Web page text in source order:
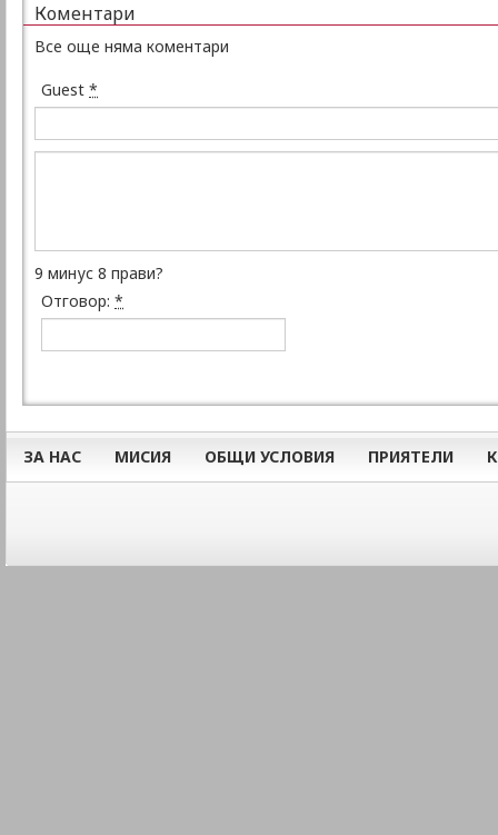
Коментари
Все още няма коментари
Guest *
9 минус 8 прави?
Отговор: *
ЗА НАС МИСИЯ ОБЩИ УСЛОВИЯ ПРИЯТЕЛИ